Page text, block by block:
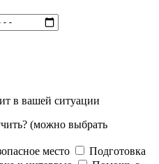
в вашей ситуации
(можно выбрать
место
Подготовка